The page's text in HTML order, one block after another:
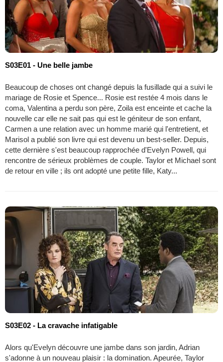
S03E01 - Une belle jambe
Beaucoup de choses ont changé depuis la fusillade qui a suivi le
mariage de Rosie et Spence... Rosie est restée 4 mois dans le
coma, Valentina a perdu son père, Zoila est enceinte et cache la
nouvelle car elle ne sait pas qui est le géniteur de son enfant,
Carmen a une relation avec un homme marié qui l'entretient, et
Marisol a publié son livre qui est devenu un best-seller. Depuis,
cette dernière s'est beaucoup rapprochée d'Evelyn Powell, qui
rencontre de sérieux problèmes de couple. Taylor et Michael sont
de retour en ville ; ils ont adopté une petite fille, Katy...
S03E02 - La cravache infatigable
Alors qu'Evelyn découvre une jambe dans son jardin, Adrian
s'adonne à un nouveau plaisir : la domination. Apeurée, Taylor